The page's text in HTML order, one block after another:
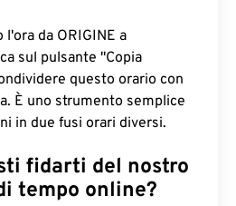
da ORIGINE a
sul pulsante "Copia
questo orario con
È uno strumento semplice
in due fusi orari diversi.
fidarti del nostro
tempo online?